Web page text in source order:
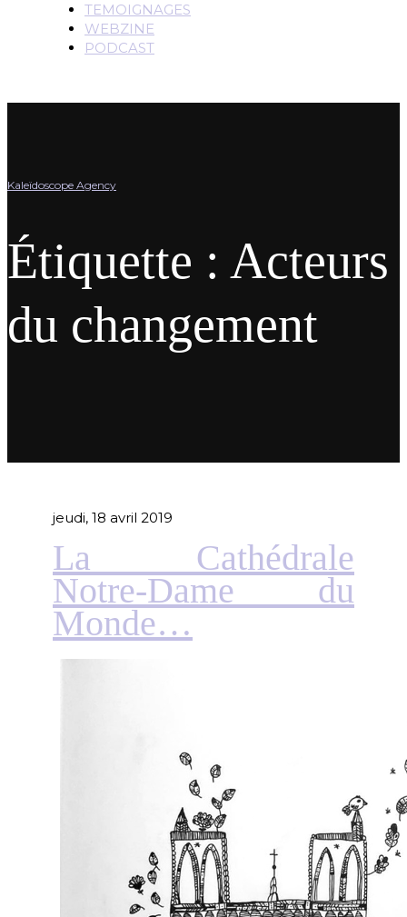
TEMOIGNAGES
WEBZINE
PODCAST
Kaleïdoscope Agency
Étiquette : Acteurs
du changement
jeudi, 18 avril 2019
La Cathédrale
Notre-Dame du
Monde…